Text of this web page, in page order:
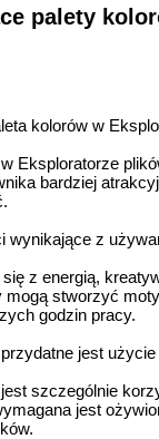
palety
kolorów w
Eksploratorze
bardziej
z
z energią,
stworzyć
godzin pracy.
jest
szczególnie
jest